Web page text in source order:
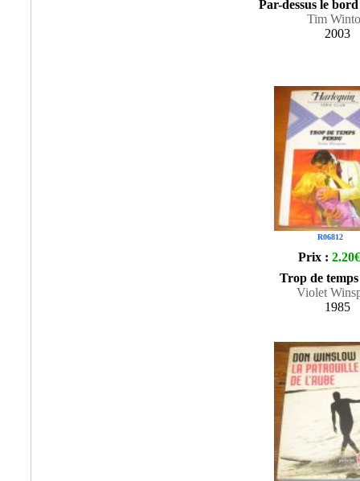
Par-dessus le
Tim
2003
R06812
Prix : 2.20€
Trop de
Violet
1985